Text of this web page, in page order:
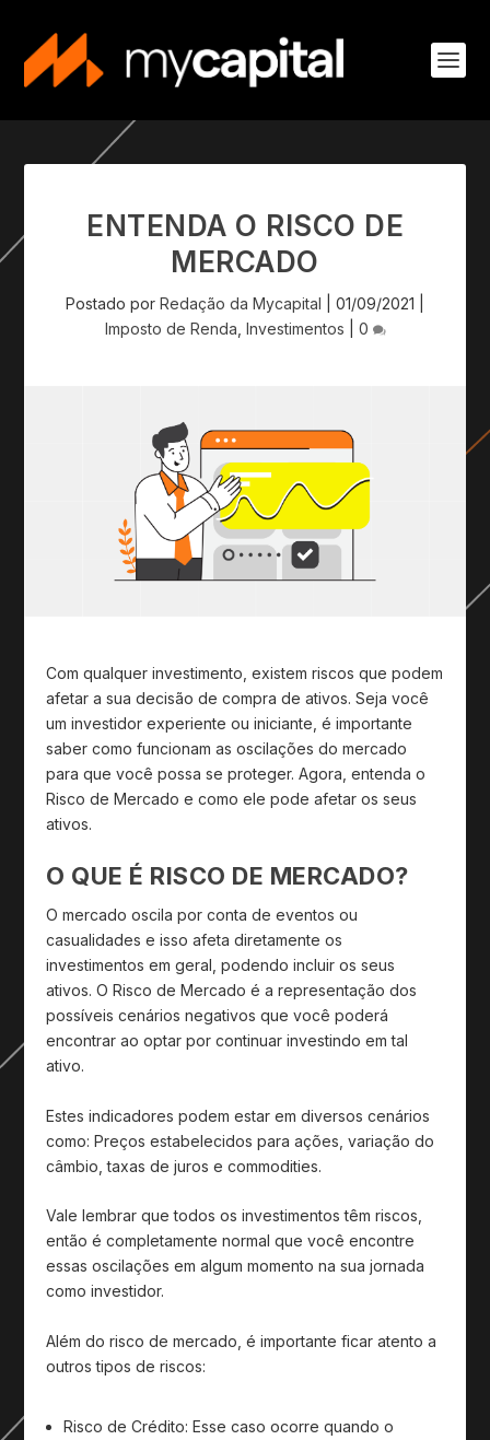
ENTENDA O RISCO DE
MERCADO
Postado por Redação da Mycapital 01/09/2021
Imposto de Renda Investimentos 0
Com qualquer investimento, existem riscos que podem
afetar a sua decisão de compra de ativos. Seja você
um investidor experiente ou iniciante, é importante
saber como funcionam as oscilações do mercado
para que você possa se proteger. Agora, entenda o
Risco de Mercado e como ele pode afetar os seus
ativos.
O QUE É RISCO DE MERCADO?
O mercado oscila por conta de eventos ou
casualidades e isso afeta diretamente os
investimentos em geral, podendo incluir os seus
ativos. O Risco de Mercado é a representação dos
possíveis cenários negativos que você poderá
encontrar ao optar por continuar investindo em tal
ativo.
Estes indicadores podem estar em diversos cenários
como: Preços estabelecidos para ações, variação do
câmbio, taxas de juros e commodities.
Vale lembrar que todos os investimentos têm riscos,
então é completamente normal que você encontre
essas oscilações em algum momento na sua jornada
como investidor.
Além do risco de mercado, é importante ficar atento a
outros tipos de riscos:
Risco de Crédito: Esse caso ocorre quando o